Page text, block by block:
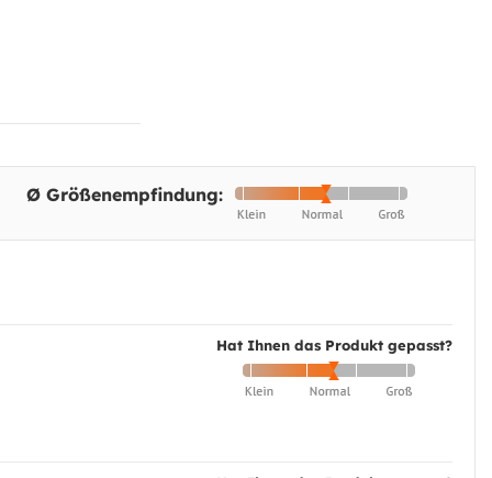
Ø Größenempfindung:
Hat Ihnen das Produkt gepasst?